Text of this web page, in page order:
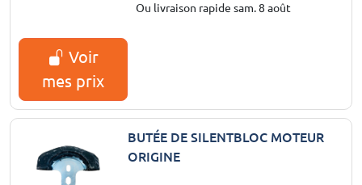
Ou livraison rapide sam. 8 août
Voir
mes prix
BUTÉE DE SILENTBLOC MOTEUR
ORIGINE